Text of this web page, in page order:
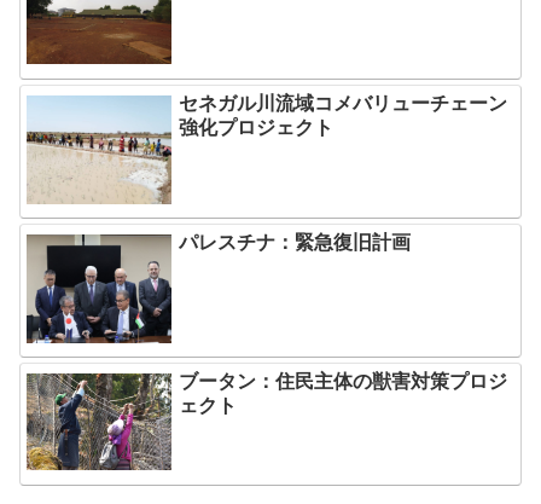
セネガル川流域コメバリューチェーン
強化プロジェクト
パレスチナ：緊急復旧計画
ブータン：住民主体の獣害対策プロジ
ェクト